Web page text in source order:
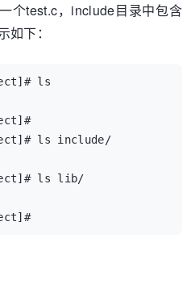
个test.c，include目录中包含
下：
ls
ls include/
ls lib/